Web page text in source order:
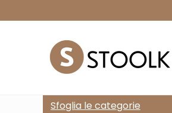
Sfoglia le categorie